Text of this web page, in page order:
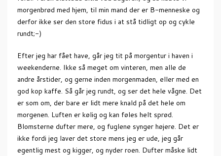
morgenbrød med hjem, til min mand der er B-menneske og
derfor ikke ser den store fidus i at stå tidligt op og cykle
rundt;-)
Efter jeg har fået have, går jeg tit på morgentur i haven i
weekenderne. Ikke så meget om vinteren, men alle de
andre årstider, og gerne inden morgenmaden, eller med en
god kop kaffe. Så går jeg rundt, og ser det hele vågne. Det
er som om, der bare er lidt mere knald på det hele om
morgenen. Luften er kølig og kan føles helt sprød.
Blomsterne dufter mere, og fuglene synger højere. Det er
ikke fordi jeg laver det store mens jeg er ude, jeg går
egentlig mest og kigger, og nyder roen. Dufter måske lidt